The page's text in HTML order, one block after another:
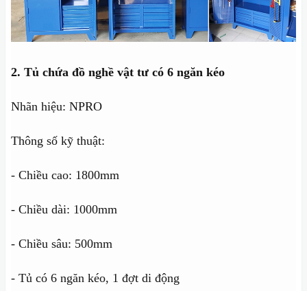
2. Tủ chứa đồ nghề vật tư có 6 ngăn kéo
Nhãn hiệu: NPRO
Thông số kỹ thuật:
- Chiều cao: 1800mm
- Chiều dài: 1000mm
- Chiều sâu: 500mm
- Tủ có 6 ngăn kéo, 1 đợt di động